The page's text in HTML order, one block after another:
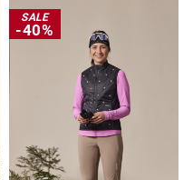
SALE
-40%